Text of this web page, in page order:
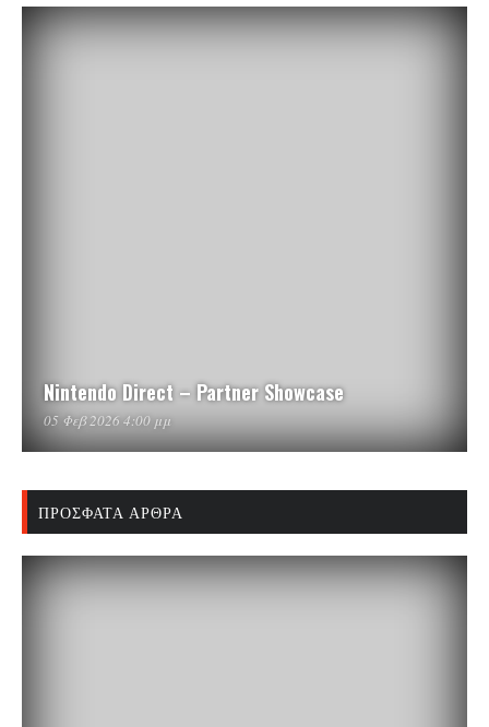
Nintendo Direct – Partner Showcase
05 Φεβ 2026 4:00 μμ
ΠΡΌΣΦΑΤΑ ΆΡΘΡΑ